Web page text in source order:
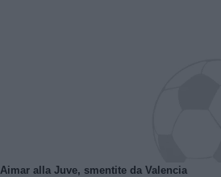
Aimar alla Juve, smentite da Valencia